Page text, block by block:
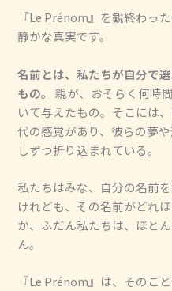
『Le Prénom』を観終わっ
静かな真実です。
名前とは、私たちが自分で
もの。
親が、おそらく何時
いて与えたもの。そこには
代の感覚があり、彼らの夢
しずつ折り込まれている。
私たちはみな、自分の名前
けれども、その名前がどれ
か、ふだん私たちは、ほと
ん。
『Le Prénom』は、そのこ